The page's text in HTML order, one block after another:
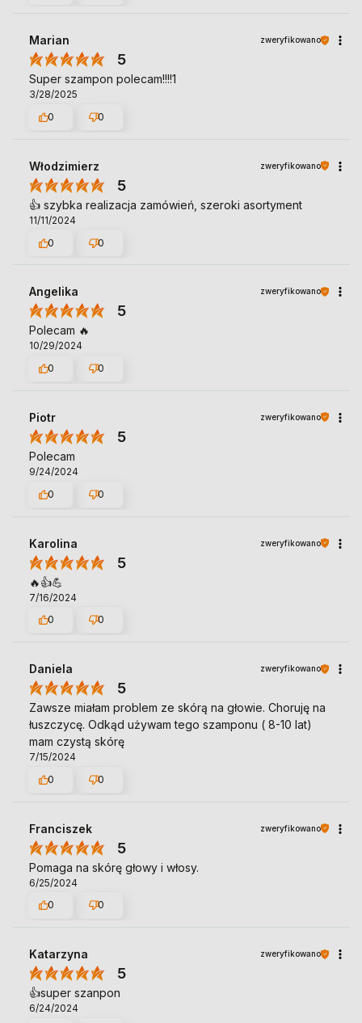
Marian zweryfikowano
5
Super szampon polecam!!!!1
3/28/2025
0
0
Włodzimierz zweryfikowano
5
👍️ szybka realizacja zamówień, szeroki asortyment
11/11/2024
0
0
Angelika zweryfikowano
5
Polecam 🔥
10/29/2024
0
0
Piotr zweryfikowano
5
Polecam
9/24/2024
0
0
Karolina zweryfikowano
5
🔥👍️💪
7/16/2024
0
0
Daniela zweryfikowano
5
Zawsze miałam problem ze skórą na głowie. Choruję na
łuszczycę. Odkąd używam tego szamponu ( 8-10 lat)
mam czystą skórę
7/15/2024
0
0
Franciszek zweryfikowano
5
Pomaga na skórę głowy i włosy.
6/25/2024
0
0
Katarzyna zweryfikowano
5
👍️super szanpon
6/24/2024